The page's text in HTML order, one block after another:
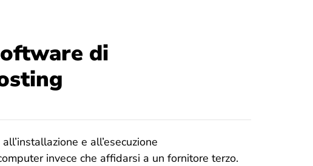
di
e all’esecuzione
invece che affidarsi a un fornitore terzo.